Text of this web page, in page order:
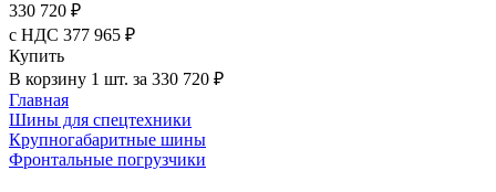
330 720 ₽
с НДС 377 965 ₽
Купить
В корзину 1 шт. за 330 720 ₽
Главная
Шины для спецтехники
Крупногабаритные шины
Фронтальные погрузчики